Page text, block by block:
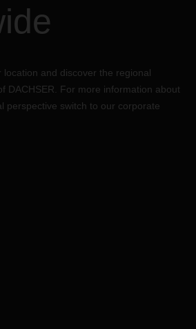
location and discover the regional
DACHSER. For more information about
perspective switch to our corporate